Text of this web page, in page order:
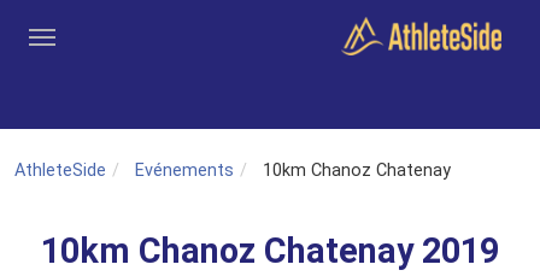
AthleteSide Evénements 10km Chanoz Chatenay
10km Chanoz Chatenay 2019